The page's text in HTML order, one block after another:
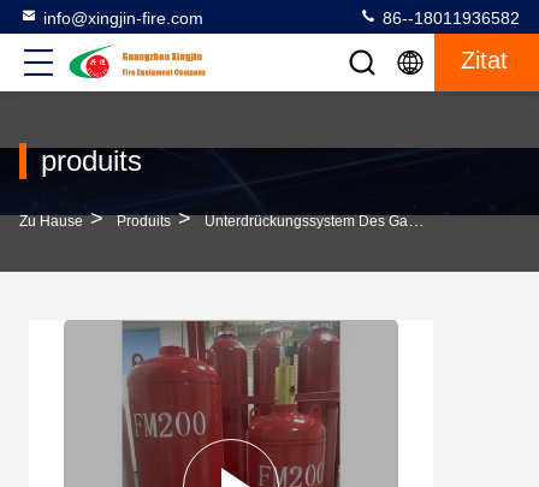
info@xingjin-fire.com 86--18011936582
Zitat
produits
Zu Hause > Produits > Unterdrückungssystem Des Gas-FM200 >